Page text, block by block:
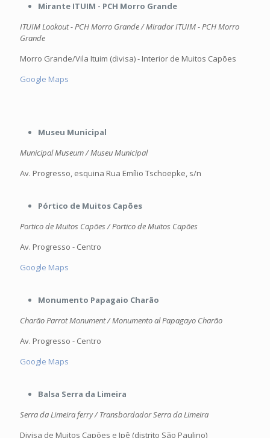
Mirante ITUIM - PCH Morro Grande
ITUIM Lookout - PCH Morro Grande / Mirador ITUIM - PCH Morro
Grande
Morro Grande/Vila Ituim (divisa) - Interior de Muitos Capões
Google Maps
Museu Municipal
Municipal Museum / Museu Municipal
Av. Progresso, esquina Rua Emílio Tschoepke, s/n
Pórtico de Muitos Capões
Portico de Muitos Capões / Portico de Muitos Capões
Av. Progresso - Centro
Google Maps
Monumento Papagaio Charão
Charão Parrot Monument / Monumento al Papagayo Charão
Av. Progresso - Centro
Google Maps
Balsa Serra da Limeira
Serra da Limeira ferry / Transbordador Serra da Limeira
Divisa de Muitos Capões e Ipê (distrito São Paulino)